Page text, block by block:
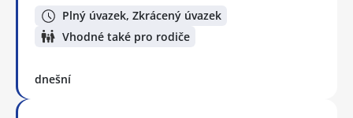
Plný úvazek, Zkrácený úvazek
Vhodné také pro rodiče
dnešní